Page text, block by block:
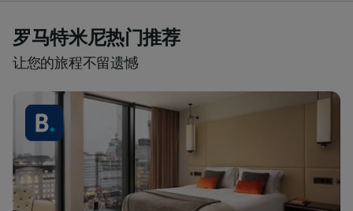
罗马特米尼热门推荐
让您的旅程不留遗憾